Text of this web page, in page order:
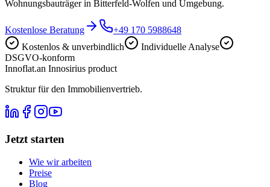
Wohnungsbauträger in Bitterfeld-Wolfen und Umgebung.
Kostenlose Beratung
+49 170 5988648
Kostenlos & unverbindlich
Individuelle Analyse
DSGVO-konform
Innoflat.an Innosirius product
Struktur für den Immobilienvertrieb.
Jetzt starten
Wie wir arbeiten
Preise
Blog